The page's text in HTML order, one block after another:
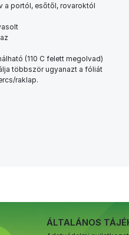
a portól, esőtől, rovaroktól
(110 C felett megolvad)
többször ugyanazt a fóliát
raklap.
ÁLTALÁNOS